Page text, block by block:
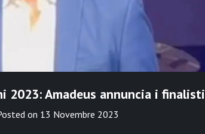
2023: Amadeus annuncia i finalisti
on 13 Novembre 2023